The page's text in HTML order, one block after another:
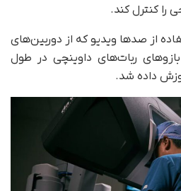
را کنترل کند.
از صدها ویدیو که از دوربین‌های
ربات‌های داوینچی در طول
داده شد.